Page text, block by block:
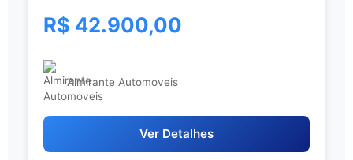
R$ 42.900,00
Almirante Automoveis
Ver Detalhes